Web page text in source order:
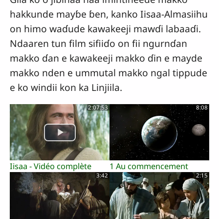
hakkunde mayɓe ɓen, kanko Iisaa-Almasiihu
on himo waɗude kawakeeji mawɗi labaaɗi.
Ndaaren tun film sifiiɗo on fii ngurnɗan
makko ɗan e kawakeeji makko ɗin e mayde
makko nden e ummutal makko ngal tippude
e ko windii kon ka Linjiila.
2:07:53
Iisaa - Vidéo complète
8:08
1 Au commencement
3:42 2:15